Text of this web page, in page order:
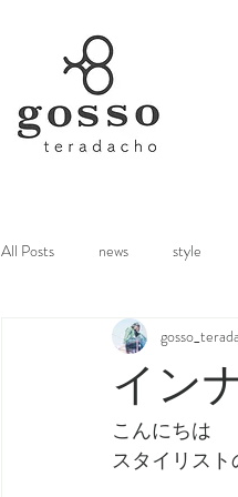
All Posts news style
イン
こんにちは
スタイリス